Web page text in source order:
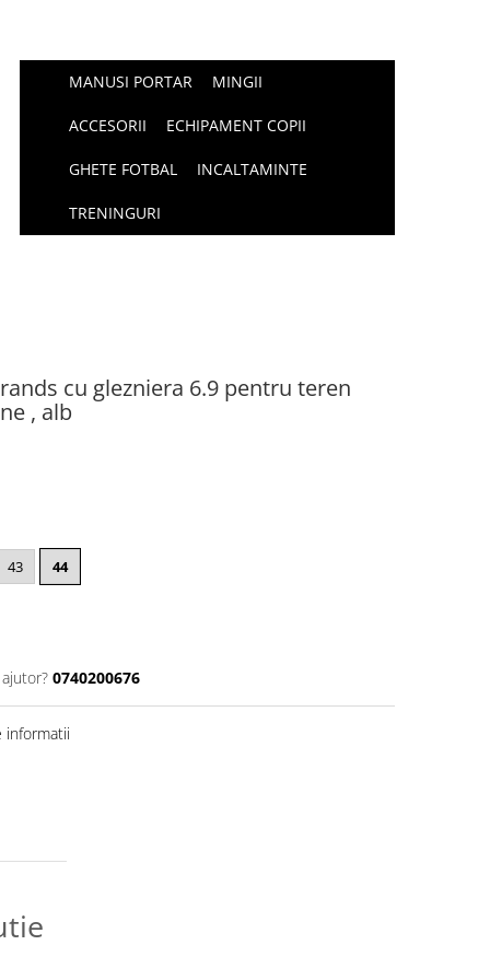
MANUSI PORTAR MINGII
ACCESORII ECHIPAMENT COPII
GHETE FOTBAL INCALTAMINTE
TRENINGURI
cu glezniera 6.9 pentru teren
, alb
43 44
0740200676
informatii